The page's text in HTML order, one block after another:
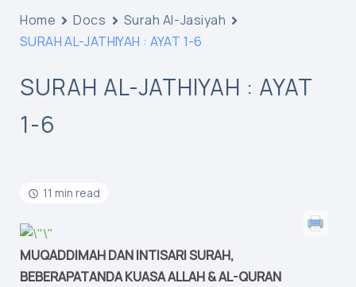
Home Docs
Surah Al-Jasiyah
SURAH AL-JATHIYAH : AYAT 1-6
SURAH AL-JATHIYAH : AYAT
1-6
11 min read
MUQADDIMAH DAN INTISARI SURAH,
BEBERAPATANDA KUASA ALLAH & AL-QURAN